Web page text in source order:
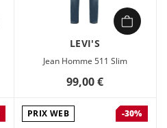
LEVI'S
Jean Homme 511 Slim
99,00 €
PRIX WEB -30%